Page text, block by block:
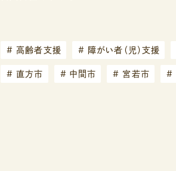
# 高齢者支援 # 障がい者（児）支援
# 直方市 # 中間市 # 宮若市 #